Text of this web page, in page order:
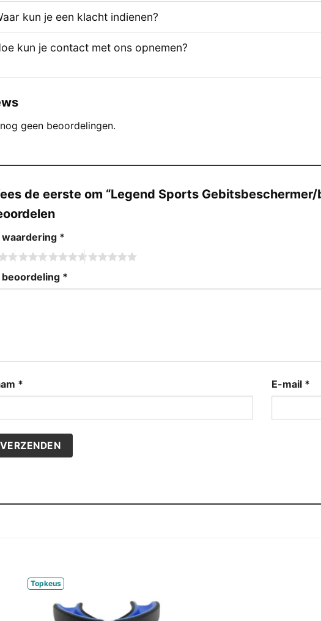
kun je een klacht indienen?
kun je contact met ons opnemen?
geen beoordelingen.
de eerste om “Legend Sports
waardering *
beoordeling *
* E-mail *
Topkeus